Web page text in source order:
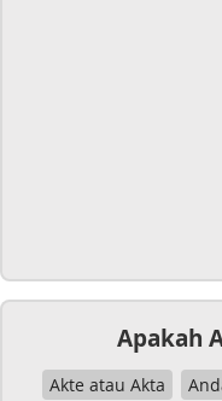
Apakah
Akte atau Akta